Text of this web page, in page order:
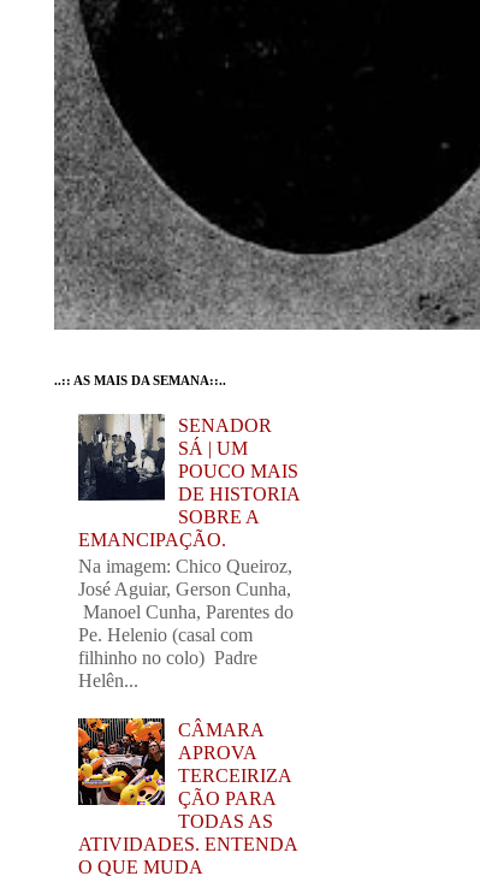
..:: AS MAIS DA SEMANA::..
SENADOR
SÁ | UM
POUCO MAIS
DE HISTORIA
SOBRE A
EMANCIPAÇÃO.
Na imagem: Chico Queiroz,
José Aguiar, Gerson Cunha,
Manoel Cunha, Parentes do
Pe. Helenio (casal com
filhinho no colo) Padre
Helên...
CÂMARA
APROVA
TERCEIRIZA
ÇÃO PARA
TODAS AS
ATIVIDADES. ENTENDA
O QUE MUDA